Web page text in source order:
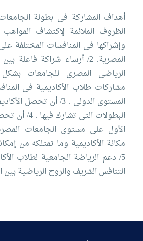
أهداف المشاركة فى بطولة
الظروف الملائمة لإكتشاف
وإشراكها فى المنافسات المختلفة
المصرية. 2/ أرساء شراكة فاعلة بين
الرياضى المصرى للجامعات
مشاركات طلاب الأكاديمية فى
المستوى الدولى . 3/ أن تحصل
البطولات التى تشارك فيها . 4/ أن
الأول على مستوى الجامعات
مكانة الأكاديمية وما تمتلكه من
5/ دعم الرياضة الجامعية لطلاب الأكاديمية .
التنافس الشريف والروح الرياضية بين